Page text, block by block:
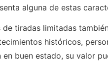
alguna de estas
tiradas limitadas
históricos,
buen estado, su valor